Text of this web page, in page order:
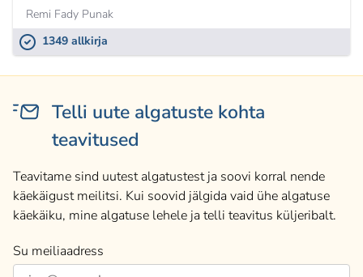
Remi Fady Punak
1349 allkirja
Telli uute algatuste kohta
teavitused
Teavitame sind uutest algatustest ja soovi korral nende
käekäigust meilitsi. Kui soovid jälgida vaid ühe algatuse
käekäiku, mine algatuse lehele ja telli teavitus küljeribalt.
Su meiliaadress